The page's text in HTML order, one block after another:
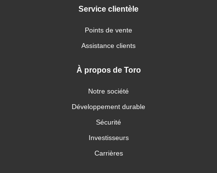
Service clientèle
Points de vente
Assistance clients
À propos de Toro
Notre société
Développement durable
Sécurité
Investisseurs
Carrières